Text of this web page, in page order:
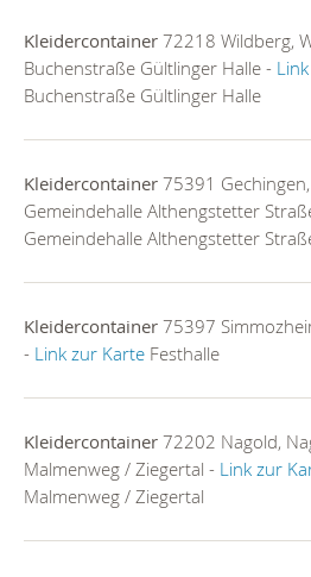
Kleidercontainer 72218 Wildberg,
Buchenstraße Gültlinger Halle -
Buchenstraße Gültlinger Halle
Kleidercontainer 75391
Gemeindehalle Althengstetter
Gemeindehalle Althengstetter
Kleidercontainer 75397
- Link zur Karte Festhalle
Kleidercontainer 72202 Nagold,
Malmenweg / Ziegertal - Link zur
Malmenweg / Ziegertal